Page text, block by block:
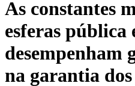
As constantes
esferas pública
desempenham
na garantia